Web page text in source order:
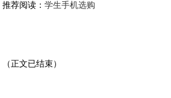
推荐阅读：学生手机选购
（正文已结束）